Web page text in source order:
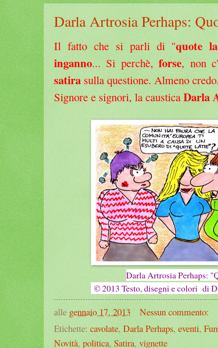
Darla Artrosia Perhaps:
Il fatto che si parli di "quote
inganno... Si perchè,forse, non
satira sulla questione. Almeno
Signore e signori, la caustica Darla
Darla Artrosia Perhaps:
© 2013 Testo, disegni e colori di
alle gennaio 17, 2013
Nessun commento:
Etichette: cavolate, Darla Perhaps, eventi,
Novità, politica, Satira, vignette